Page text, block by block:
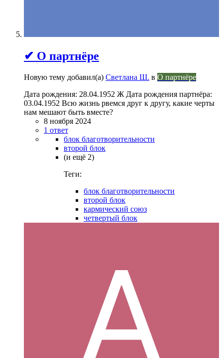
✔ О партнёре
Новую тему добавил(а) Светлана Ш. в О партнёре
Дата рождения: 28.04.1952 Ж Дата рождения партнёра:
03.04.1952 Всю жизнь рвемся друг к другу, какие черты
нам мешают быть вместе?
8 ноября 2024
1 ответ
блок благотворительности
второй блок
(и ещё 2)
Теги:
блок благотворительности
второй блок
кармический союз
четвертый блок